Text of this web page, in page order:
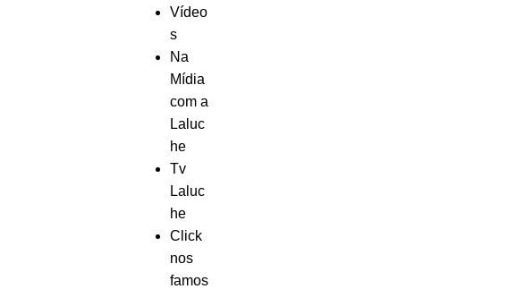
Vídeo
s
Na
Mídia
com a
Laluc
he
Tv
Laluc
he
Click
nos
famos